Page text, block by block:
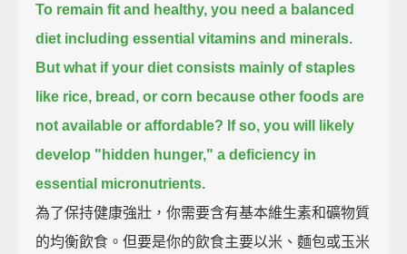
To remain fit and healthy, you need a balanced
diet including essential vitamins and minerals.
But what if your diet consists mainly of staples
like rice, bread, or corn because other foods are
not available or affordable? If so, you will likely
develop "hidden hunger," a deficiency in
essential micronutrients.
為了保持健康強壯，你需要含有基本維生素和礦物質
的均衡飲食。但要是你的飲食主要以米、麵包或玉米